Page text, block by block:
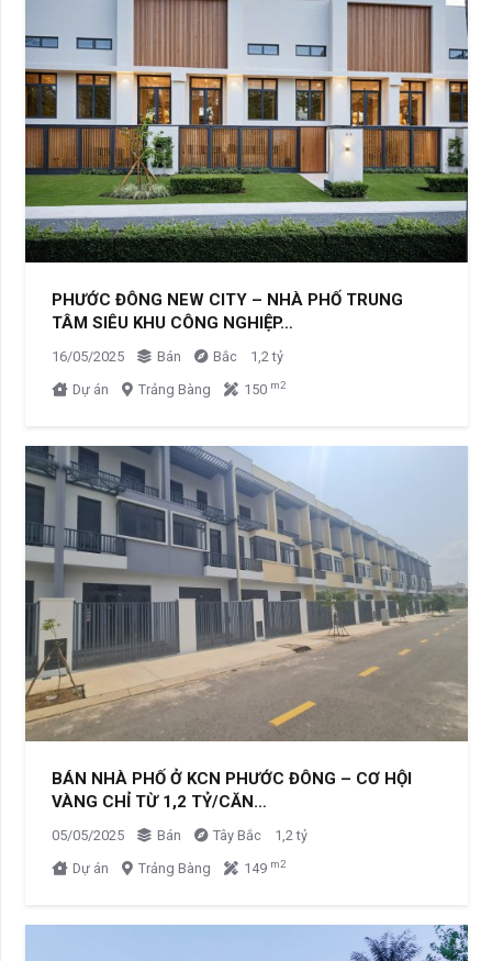
PHƯỚC ĐÔNG NEW CITY – NHÀ PHỐ TRUNG
TÂM SIÊU KHU CÔNG NGHIỆP…
16/05/2025 Bán Bắc
1,2 tỷ
Dự án
Trảng Bàng 150 m2
BÁN NHÀ PHỐ Ở KCN PHƯỚC ĐÔNG – CƠ HỘI
VÀNG CHỈ TỪ 1,2 TỶ/CĂN…
05/05/2025 Bán Tây Bắc
1,2 tỷ
Dự án
Trảng Bàng 149 m2